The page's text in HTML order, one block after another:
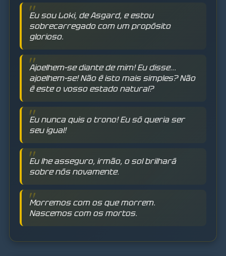
Eu sou Loki, de Asgard, e estou
sobrecarregado com um propósito
glorioso.
Ajoelhem-se diante de mim! Eu disse...
ajoelhem-se! Não é isto mais simples? Não
é este o vosso estado natural?
Eu nunca quis o trono! Eu só queria ser
seu igual!
Eu lhe asseguro, irmão, o sol brilhará
sobre nós novamente.
Morremos com os que morrem.
Nascemos com os mortos.